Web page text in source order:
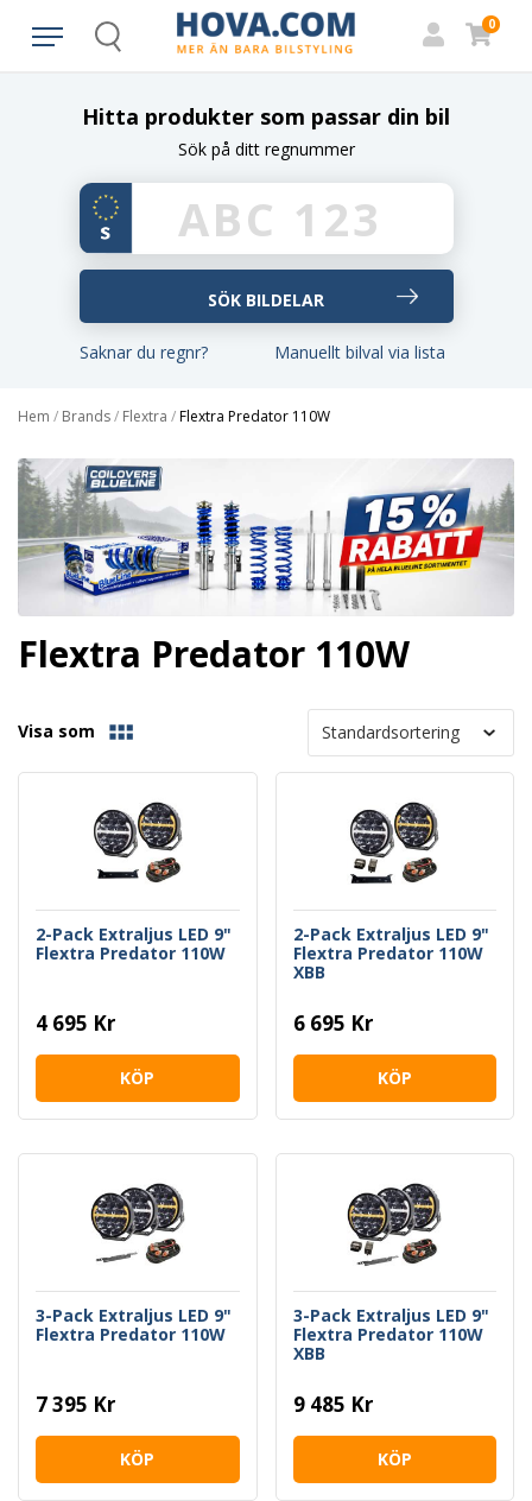
Search
0
Hitta produkter som passar din bil
Sök på ditt regnummer
Saknar du regnr? Manuellt bilval via lista
Hem / Brands/ Flextra /Flextra Predator 110W
Flextra Predator 110W
Visa som
2-Pack Extraljus LED 9"
Flextra Predator 110W
4 695 Kr
KÖP
2-Pack Extraljus LED 9"
Flextra Predator 110W
XBB
6 695 Kr
KÖP
3-Pack Extraljus LED 9"
Flextra Predator 110W
7 395 Kr
KÖP
3-Pack Extraljus LED 9"
Flextra Predator 110W
XBB
9 485 Kr
KÖP